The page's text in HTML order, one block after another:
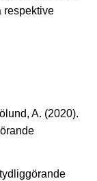
respektive
A. (2020).